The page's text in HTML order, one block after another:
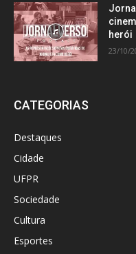
herói
23/10/
CATEGORIAS
Destaques
Cidade
UFPR
Sociedade
Cultura
Esportes